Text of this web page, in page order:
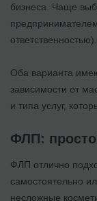
бизнеса. Чаще
ответственностью).
Оба варианта
зависимости от
и типа услуг,
ФЛП:
ФЛП отлично
самостоятельно
несложные